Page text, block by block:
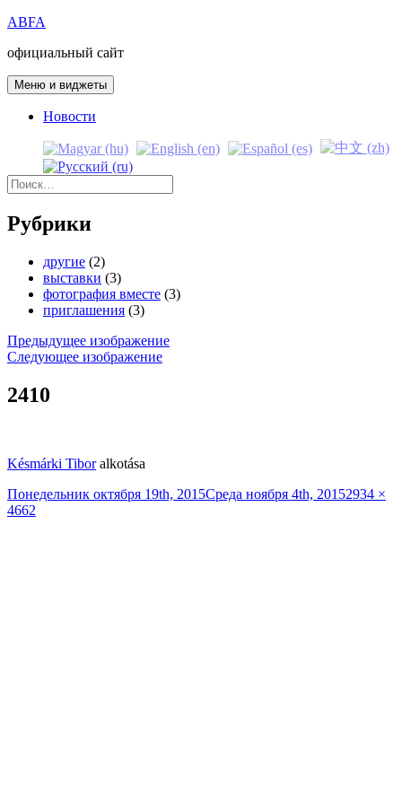
Перейти
содержимому
ABFA
официальный сайт
Меню и виджеты
Новости
Найти:
Рубрики
другие (2)
выставки (3)
фотография вместе (3)
приглашения (3)
Предыдущее изображение
Следующее изображение
2410
Késmárki Tiboralkotása
Опубликовано
Понедельник октября 19th, 2015Среда ноября 4th, 2015Полный
2934 ×
4662